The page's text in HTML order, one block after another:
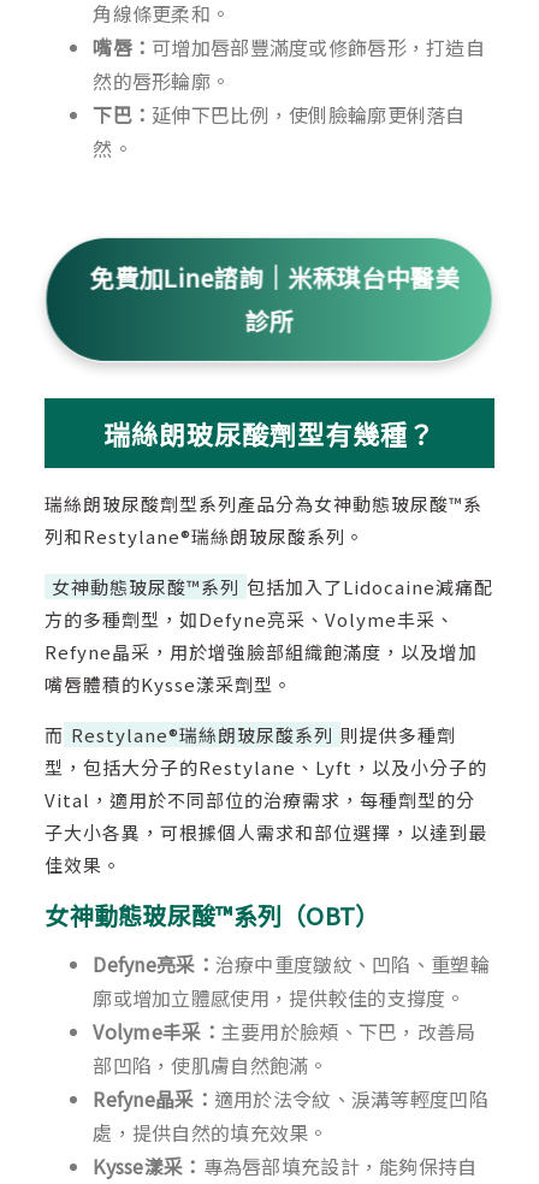
角線條更柔和。
嘴唇： 可增加唇部豐滿度或修飾唇形，打造自
然的唇形輪廓。
下巴： 延伸下巴比例，使側臉輪廓更俐落自
然。
免費加Line諮詢｜米秝琪台中醫美
診所
瑞絲朗玻尿酸劑型有幾種？
瑞絲朗玻尿酸劑型系列產品分為女神動態玻尿酸™系
列和Restylane®瑞絲朗玻尿酸系列。
女神動態玻尿酸™系列 包括加入了Lidocaine減痛配
方的多種劑型，如Defyne亮采、Volyme丰采、
Refyne晶采，用於增強臉部組織飽滿度，以及增加
嘴唇體積的Kysse漾采劑型。
而 Restylane®瑞絲朗玻尿酸系列 則提供多種劑
型，包括大分子的Restylane、Lyft，以及小分子的
Vital，適用於不同部位的治療需求，每種劑型的分
子大小各異，可根據個人需求和部位選擇，以達到最
佳效果。
女神動態玻尿酸™系列（OBT）
Defyne亮采： 治療中重度皺紋、凹陷、重塑輪
廓或增加立體感使用，提供較佳的支撐度。
Volyme丰采： 主要用於臉頰、下巴，改善局
部凹陷，使肌膚自然飽滿。
Refyne晶采： 適用於法令紋、淚溝等輕度凹陷
處，提供自然的填充效果。
Kysse漾采： 專為唇部填充設計，能夠保持自